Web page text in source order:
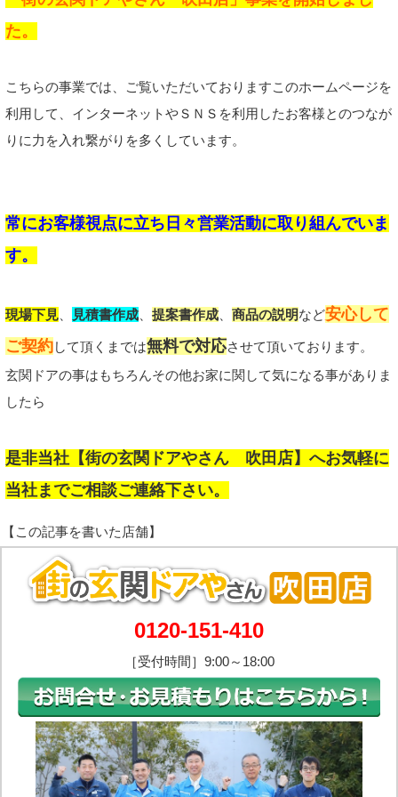
た。
こちらの事業では、ご覧いただいておりますこのホームページを
利用して、インターネットやＳＮＳを利用したお客様とのつなが
りに力を入れ繋がりを多くしています。
常にお客様視点に立ち日々営業活動に取り組んでいま
す。
現場下見 見積書作成 提案書作成 商品の説明など安心して
ご契約して頂くまでは無料で対応させて頂いております。
玄関ドアの事はもちろんその他お家に関して気になる事がありま
したら
是非当社【街の玄関ドアやさん 吹田店】へお気軽に
当社までご相談ご連絡下さい。
0120-151-410
［受付時間］9:00～18:00